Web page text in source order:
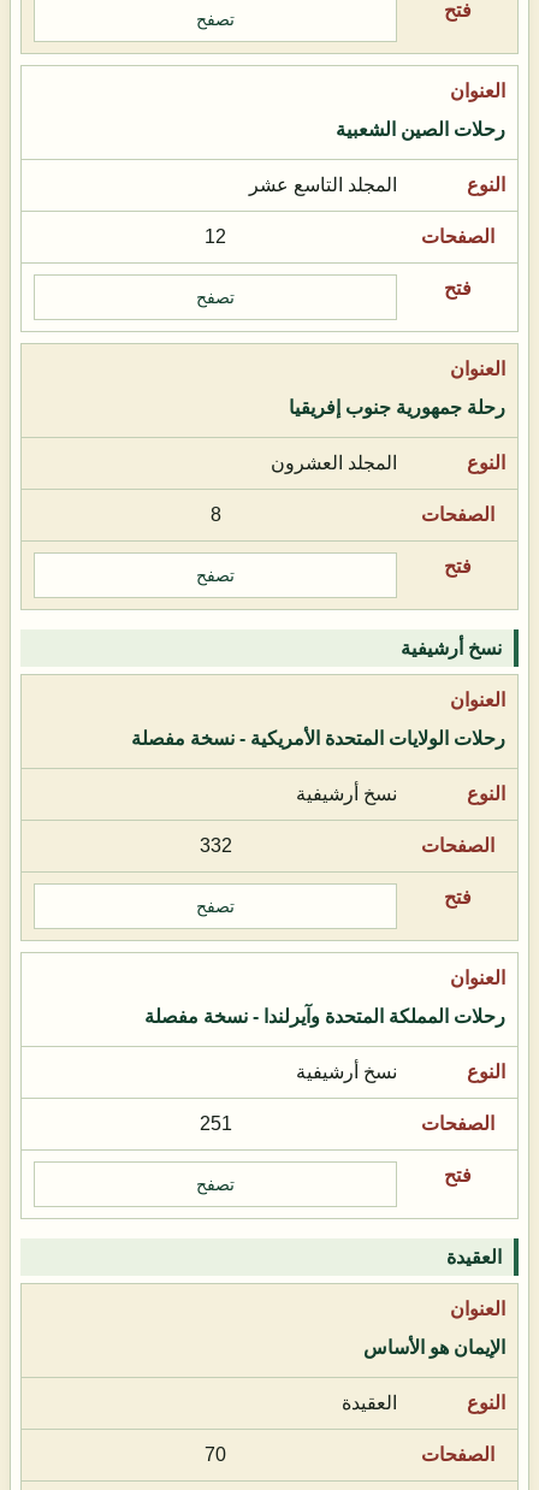
تصفح
رحلات الصين الشعبية
المجلد التاسع عشر
12
تصفح
رحلة جمهورية جنوب إفريقيا
المجلد العشرون
8
تصفح
نسخ أرشيفية
رحلات الولايات المتحدة الأمريكية - نسخة مفصلة
نسخ أرشيفية
332
تصفح
رحلات المملكة المتحدة وآيرلندا - نسخة مفصلة
نسخ أرشيفية
251
تصفح
العقيدة
الإيمان هو الأساس
العقيدة
70